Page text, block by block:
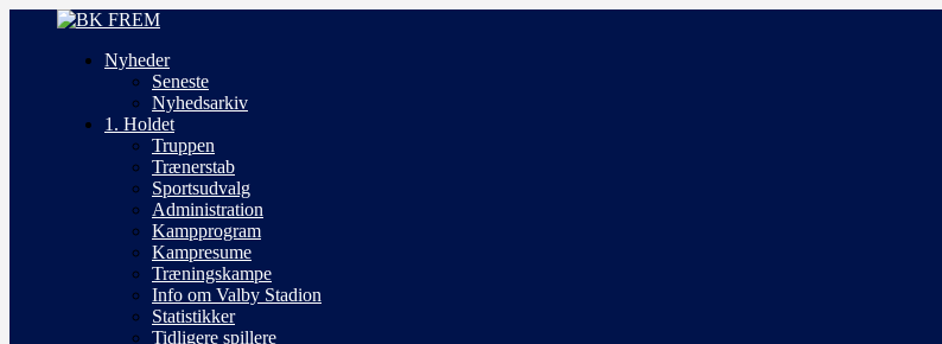
Nyheder
Seneste
Nyhedsarkiv
1. Holdet
Truppen
Trænerstab
Sportsudvalg
Administration
Kampprogram
Kampresume
Træningskampe
Info om Valby Stadion
Statistikker
Tidligere spillere